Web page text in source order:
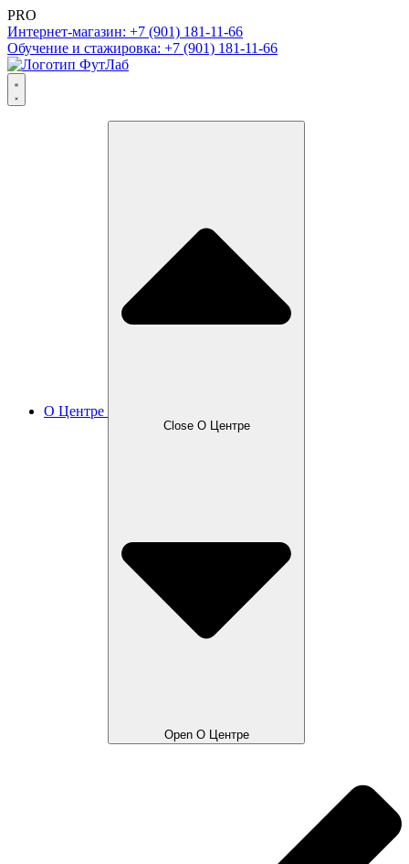
PRO
Интернет-магазин: +7 (901) 181-11-66
Обучение и стажировка: +7 (901) 181-11-66
О Центре
Close О Центре
Open О Центре